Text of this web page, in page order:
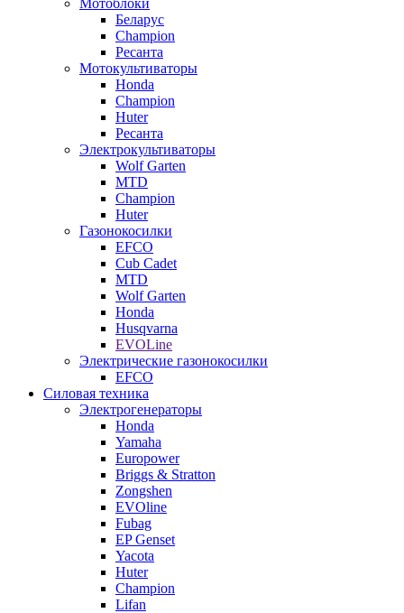
Мотоблоки
Беларус
Champion
Ресанта
Мотокультиваторы
Honda
Champion
Huter
Ресанта
Электрокультиваторы
Wolf Garten
MTD
Champion
Huter
Газонокосилки
EFCO
Cub Cadet
MTD
Wolf Garten
Honda
Husqvarna
EVOLine
Электрические газонокосилки
EFCO
Силовая техника
Электрогенераторы
Honda
Yamaha
Europower
Briggs & Stratton
Zongshen
EVOline
Fubag
EP Genset
Yacota
Huter
Champion
Lifan